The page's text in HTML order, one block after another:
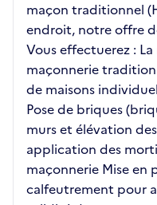
maçon traditionnel
endroit, notre offre
Vous effectuerez :
maçonnerie
de maisons
Pose de briques
murs et élévation
application des
maçonnerie Mise en
calfeutrement pour